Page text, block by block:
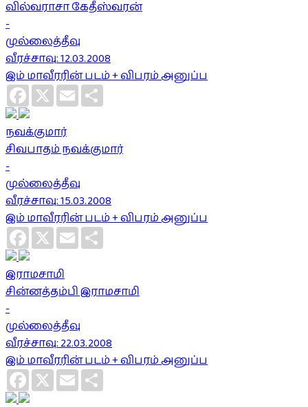
வில்வராசா கேதீஸ்வரன்
-
முல்லைத்தீவு
வீரச்சாவு: 12.03.2008
இம் மாவீரரின் படம் + விபரம் அனுப்ப
Facebook
X Email
நவக்குமார்
சிவபாதம் நவக்குமார்
-
முல்லைத்தீவு
வீரச்சாவு: 15.03.2008
இம் மாவீரரின் படம் + விபரம் அனுப்ப
Facebook
X Email
இராமசாமி
சின்னத்தம்பி இராமசாமி
-
முல்லைத்தீவு
வீரச்சாவு: 22.03.2008
இம் மாவீரரின் படம் + விபரம் அனுப்ப
Facebook
X Email